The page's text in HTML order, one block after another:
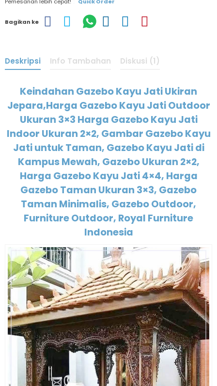
Bagikan ke
Deskripsi Info Tambahan Diskusi (1)
Keindahan Gazebo Kayu Jati Ukiran
Jepara,Harga Gazebo Kayu Jati Outdoor
Ukuran 3×3 Harga Gazebo Kayu Jati
Indoor Ukuran 2×2, Gambar Gazebo Kayu
Jati untuk Taman, Gazebo Kayu Jati di
Kampus Mewah, Gazebo Ukuran 2×2,
Harga Gazebo Kayu Jati 4×4, Harga
Gazebo Taman Ukuran 3×3, Gazebo
Taman Minimalis, Gazebo Outdoor,
Furniture Outdoor, Royal Furniture
Indonesia